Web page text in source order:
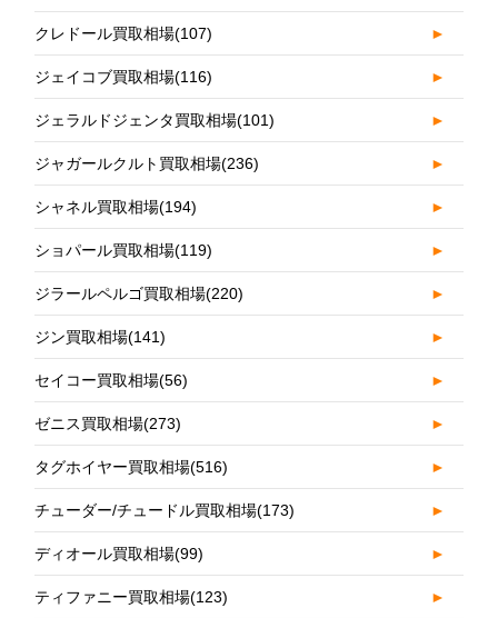
クレドール買取相場(107) ►
ジェイコブ買取相場(116) ►
ジェラルドジェンタ買取相場(101) ►
ジャガールクルト買取相場(236) ►
シャネル買取相場(194) ►
ショパール買取相場(119) ►
ジラールペルゴ買取相場(220) ►
ジン買取相場(141) ►
セイコー買取相場(56) ►
ゼニス買取相場(273) ►
タグホイヤー買取相場(516) ►
チューダー/チュードル買取相場(173) ►
ディオール買取相場(99) ►
ティファニー買取相場(123) ►